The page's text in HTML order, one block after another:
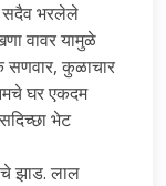
सदैव भरलेले
वावर यामुळे
कुळाचार
घर एकदम
भेट
झाड. लाल